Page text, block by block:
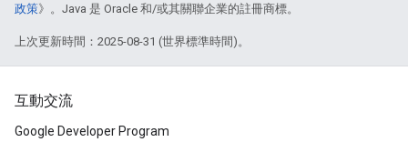
政策》。Java 是 Oracle 和/或其關聯企業的註冊商標。
上次更新時間：2025-08-31 (世界標準時間)。
互動交流
Google Developer Program